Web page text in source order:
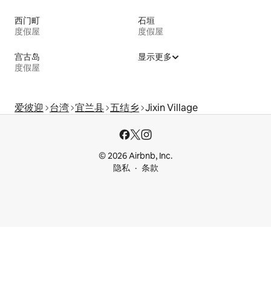
西门町
度假屋
石垣
度假屋
宫古岛
度假屋
显示更多
爱彼迎 台湾 宜兰县 五结乡 Jixin Village
© 2026 Airbnb, Inc.
隐私
条款